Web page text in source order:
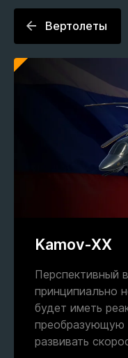
Вертолеты
Kamov-XX
Перспективный
принципиально
будет иметь
преобразующую
развивать